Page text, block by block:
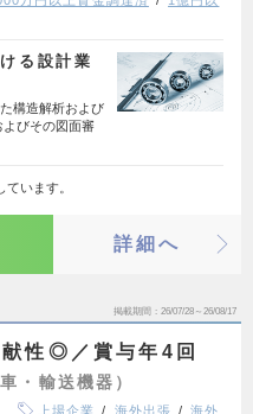
る設計業
構造解析および
びその図面審
います。
詳細へ
掲載期間 26/07/28～26/08/17
性◎／賞与年4回
・輸送機器）
上場企業 海外出張
海外